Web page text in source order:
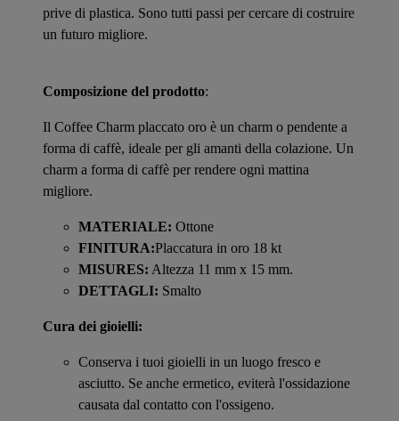
prive di plastica. Sono tutti passi per cercare di costruire
un futuro migliore.
Composizione del prodotto:
Il Coffee Charm placcato oro è un charm o pendente a
forma di caffè, ideale per gli amanti della colazione. Un
charm a forma di caffè per rendere ogni mattina
migliore.
MATERIALE: Ottone
FINITURA:Placcatura in oro 18 kt
MISURES: Altezza 11 mm x 15 mm.
DETTAGLI: Smalto
Cura dei gioielli:
Conserva i tuoi gioielli in un luogo fresco e
asciutto. Se anche ermetico, eviterà l'ossidazione
causata dal contatto con l'ossigeno.